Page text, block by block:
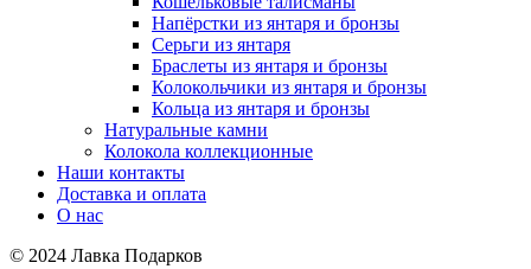
Напёрстки из янтаря и бронзы
Серьги из янтаря
Браслеты из янтаря и бронзы
Колокольчики из янтаря и бронзы
Кольца из янтаря и бронзы
Натуральные камни
Колокола коллекционные
Наши контакты
Доставка и оплата
О нас
© 2024 Лавка Подарков